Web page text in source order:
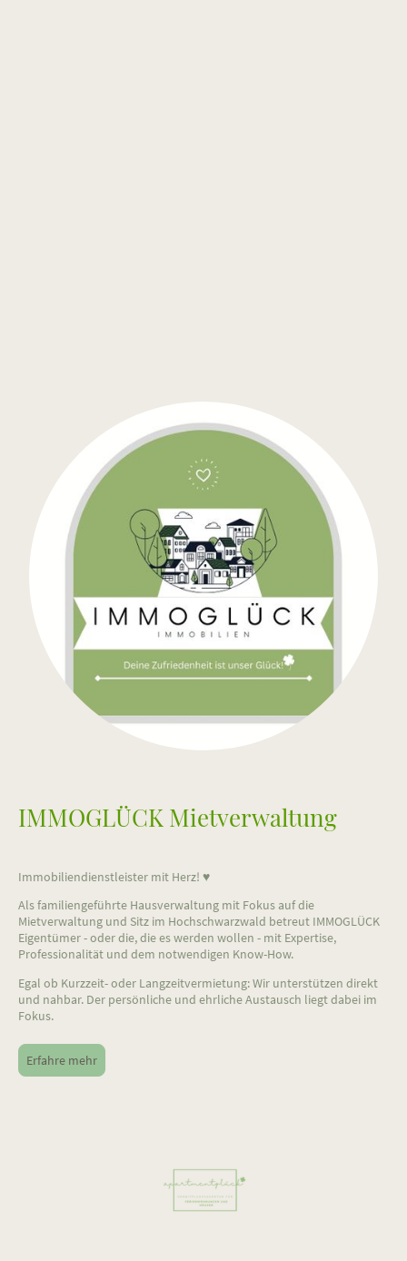
IMMOGLÜCK Mietverwaltung
Immobiliendienstleister mit Herz! ♥
Als familiengeführte Hausverwaltung mit Fokus auf die
Mietverwaltung und Sitz im Hochschwarzwald betreut IMMOGLÜCK
Eigentümer - oder die, die es werden wollen - mit Expertise,
Professionalität und dem notwendigen Know-How.
Egal ob Kurzzeit- oder Langzeitvermietung: Wir unterstützen direkt
und nahbar. Der persönliche und ehrliche Austausch liegt dabei im
Fokus.
Erfahre mehr